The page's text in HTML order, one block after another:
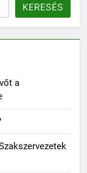
KERESÉS
a